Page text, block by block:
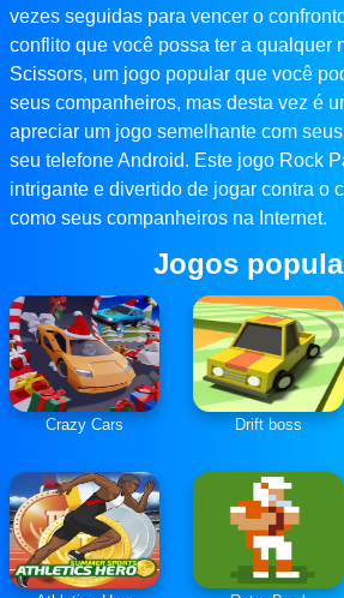
vezes seguidas para vencer o
conflito que você possa ter a qualquer
Scissors, um jogo popular que você
seus companheiros, mas desta vez é
apreciar um jogo semelhante com
seu telefone Android. Este jogo Rock
intrigante e divertido de jogar contra o
como seus companheiros na Internet.
Jogos
Crazy Cars Drift boss